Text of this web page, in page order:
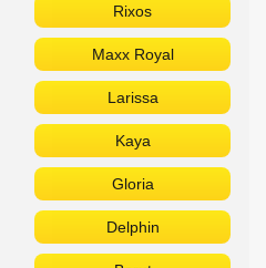
Rixos
Maxx Royal
Larissa
Kaya
Gloria
Delphin